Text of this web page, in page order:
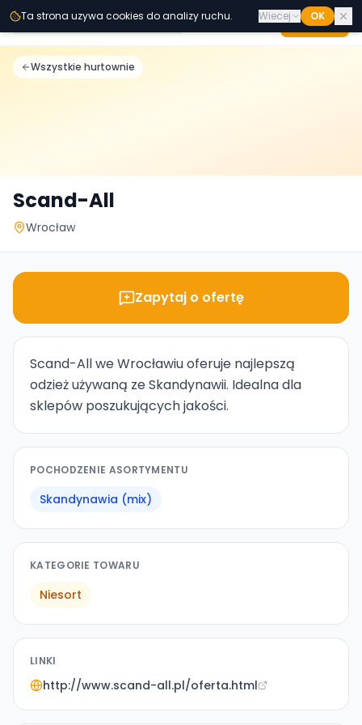
Przejdz do tresci
SecondHandy Hurt B2B Dodaj
Wszystkie hurtownie
Scand-All
Wrocław
Zapytaj o ofertę
Scand-All we Wrocławiu oferuje najlepszą
odzież używaną ze Skandynawii. Idealna dla
sklepów poszukujących jakości.
POCHODZENIE ASORTYMENTU
Skandynawia (mix)
KATEGORIE TOWARU
Niesort
LINKI
http://www.scand-all.pl/oferta.html
Ta strona uzywa cookies do analizy ruchu. Wiecej OK